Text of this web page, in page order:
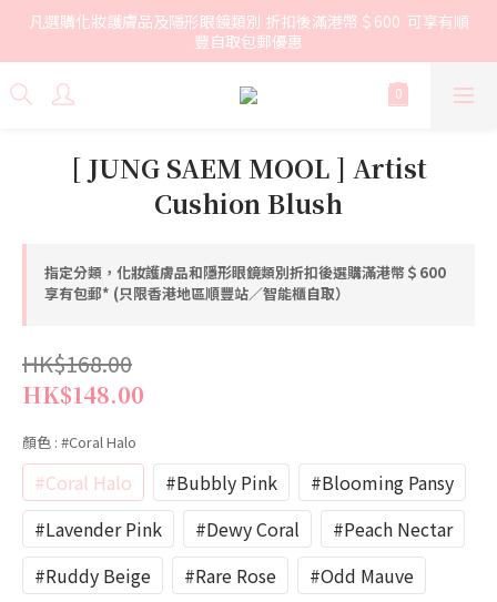
凡選購化妝護膚品及隱形眼鏡類別 折扣後滿港幣＄600  可享有順
豐自取包郵優惠
[ JUNG SAEM MOOL ] Artist
Cushion Blush
指定分類，化妝護膚品和隱形眼鏡類別折扣後選購滿港幣＄600
享有包郵* (只限香港地區順豐站／智能櫃自取）
HK$168.00
HK$148.00
顏色 : #Coral Halo
#Coral Halo #Bubbly Pink
#Blooming Pansy
#Lavender Pink
#Dewy Coral
#Peach Nectar
#Ruddy Beige
#Rare Rose
#Odd Mauve